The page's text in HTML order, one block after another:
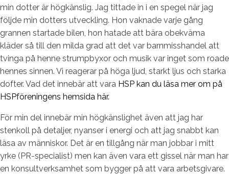
min dotter är högkänslig. Jag tittade in i en spegel när jag
följde min dotters utveckling. Hon vaknade varje gång
grannen startade bilen, hon hatade att bära obekväma
kläder så till den milda grad att det var barnmisshandel att
tvinga på henne strumpbyxor och musik var inget som roade
hennes sinnen. Vi reagerar på höga ljud, starkt ljus och starka
dofter. Vad det innebär att vara HSP kan du läsa mer om på
HSPföreningens hemsida här.
För min del innebär min högkänslighet även att jag har
stenkoll på detaljer, nyanser i energi och att jag snabbt kan
läsa av människor. Det är en tillgång när man jobbar i mitt
yrke (PR-specialist) men kan även vara ett gissel när man har
en konsultverksamhet som bygger på att vara arbetsgivare.